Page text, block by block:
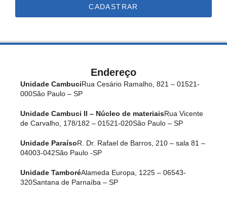
CADASTRAR
Endereço
Unidade CambuciRua Cesário Ramalho, 821 – 01521-
000São Paulo – SP
Unidade Cambuci II – Núcleo de materiaisRua Vicente
de Carvalho, 178/182 – 01521-020São Paulo – SP
Unidade ParaísoR. Dr. Rafael de Barros, 210 – sala 81 –
04003-042São Paulo -SP
Unidade TamboréAlameda Europa, 1225 – 06543-
320Santana de Parnaíba – SP